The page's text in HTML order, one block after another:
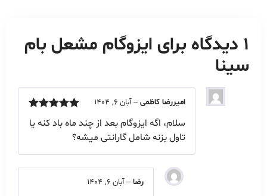
1 دیدگاه برای
ایزوگام مشعل بام
سینا
5
امیررضا کاظمی– آبان 6, 1404
سلام، اگه ایزوگام بعد از چند ماه باد کنه یا
تاول بزنه شامل گارانتی میشه؟
رضا– آبان 6, 1404